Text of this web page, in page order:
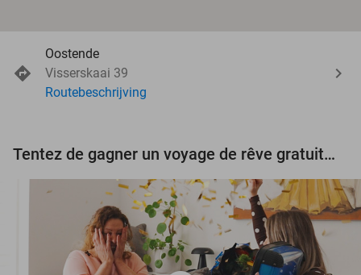
Oostende
Visserskaai 39
Routebeschrijving
Tentez de gagner un voyage de rêve gratuit d'une valeur de 3.000 € !